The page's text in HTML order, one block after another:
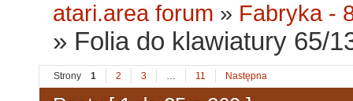
atari.area forum » Fabryka -
» Folia do klawiatury 65/
Strony 1 2 3 … 11 Następna